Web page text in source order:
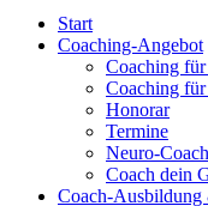
mit
Kindern
geht’s?
(Vollversion
Start
Coaching-Angebot
Coaching für
Coaching
Honorar
Termine
Neuro-
Coach dein
Coach-